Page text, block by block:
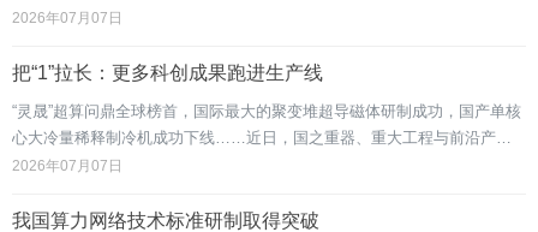
发展服务、为提高全民科学素质服务、为党和政府科学决策服务”。
纽带作用，团结引领广大科技工作者踔厉奋发，奋力投身科技强国建设。
2026年07月07日
把“1”拉长：更多科创成果跑进生产线
“灵晟”超算问鼎全球榜首，国际最大的聚变堆超导磁体研制成功，国产单核
心大冷量稀释制冷机成功下线……近日，国之重器、重大工程与前沿产业
捷报频传。一系列硬核创新成果集中涌现，不断刷新关键技术高度;一簇簇
2026年07月07日
我国算力网络技术标准研制取得突破